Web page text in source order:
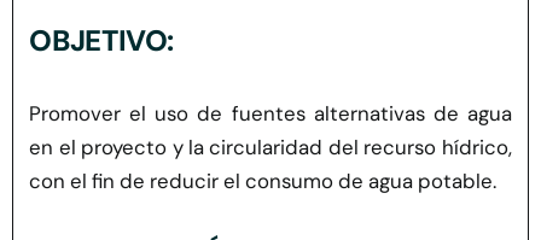
OBJETIVO:
Promover el uso de fuentes alternativas de agua
en el proyecto y la circularidad del recurso hídrico,
con el fin de reducir el consumo de agua potable.